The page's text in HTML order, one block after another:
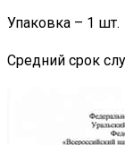
Упаковка – 1 шт.
Средний срок